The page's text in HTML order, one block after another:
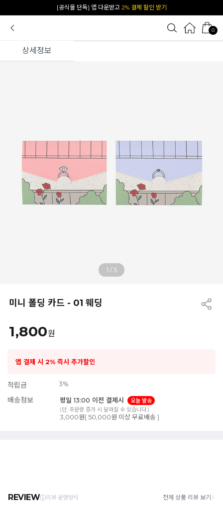
카카오 플친 추가하면1천원 즉시 할인 쿠폰
0
상세정보
1 /5
미니 폴딩 카드 - 01 웨딩
1,800원
앱 결제 시 2% 즉시 추가할인
적립금 3%
배송정보 평일 13:00 이전 결제시
오늘 발송
(단, 주문량 증가 시 달라질 수 있습니다.)
3,000원( 50,000원 이상 무료배송 )